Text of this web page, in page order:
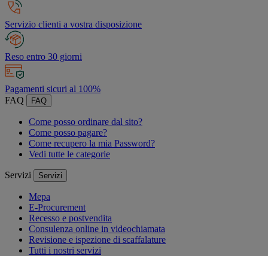
Servizio clienti a vostra disposizione
Reso entro 30 giorni
Pagamenti sicuri al 100%
FAQ
FAQ
Come posso ordinare dal sito?
Come posso pagare?
Come recupero la mia Password?
Vedi tutte le categorie
Servizi Servizi
Mepa
E-Procurement
Recesso e postvendita
Consulenza online in videochiamata
Revisione e ispezione di scaffalature
Tutti i nostri servizi